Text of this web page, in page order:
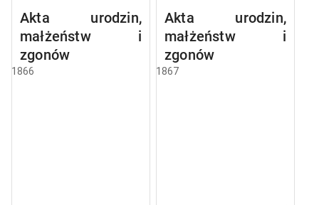
Akta urodzin,
małżeństw i
zgonów
1866
Akta urodzin,
małżeństw i
zgonów
1867